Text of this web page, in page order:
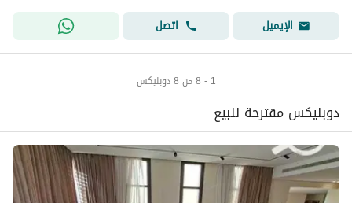
الإيميل
اتصل
1 - 8 من 8 دوبليكس
دوبليكس مقترحة للبيع